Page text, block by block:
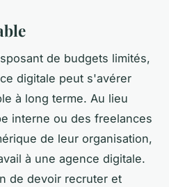
de budgets limités,
digitale peut s'avérer
à long terme. Au lieu
interne ou des freelances
de leur organisation,
à une agence digitale.
de devoir recruter et